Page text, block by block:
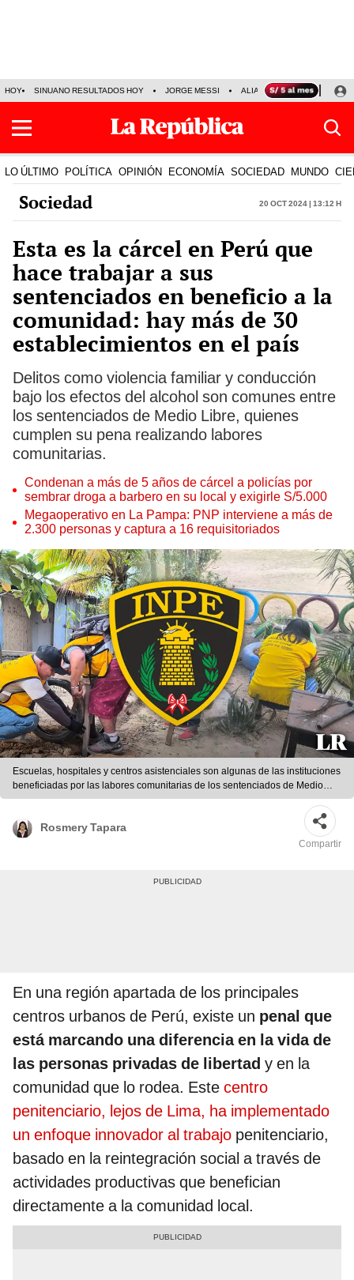
HOY SINUANO RESULTADOS HOY JORGE MESSI ALIANZA LIMA VS SPORT
LO ÚLTIMO POLÍTICA OPINIÓN ECONOMÍA SOCIEDAD MUNDO
Sociedad 20 Oct 2024 | 13:12 h
Esta es la cárcel en Perú que
hace trabajar a sus
sentenciados en beneficio a la
comunidad: hay más de 30
establecimientos en el país
Delitos como violencia familiar y conducción
bajo los efectos del alcohol son comunes entre
los sentenciados de Medio Libre, quienes
cumplen su pena realizando labores
comunitarias.
Condenan a más de 5 años de cárcel a policías por
sembrar droga a barbero en su local y exigirle S/5.000
Megaoperativo en La Pampa: PNP interviene a más de
2.300 personas y captura a 16 requisitoriados
Escuelas, hospitales y centros asistenciales son algunas de las instituciones
beneficiadas por las labores comunitarias de los sentenciados de Medio
Libre en Perú. Foto: composición LR/INPE
Rosmery Tapara
Compartir
En una región apartada de los principales
centros urbanos de Perú, existe un penal que
está marcando una diferencia en la vida de
las personas privadas de libertad y en la
comunidad que lo rodea. Este centro
penitenciario, lejos de Lima, ha implementado
un enfoque innovador al trabajo penitenciario,
basado en la reintegración social a través de
actividades productivas que benefician
directamente a la comunidad local.